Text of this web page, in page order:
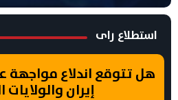
استطلاع راى
هل تتوقع اندلاع مواجهة
إيران والولايات